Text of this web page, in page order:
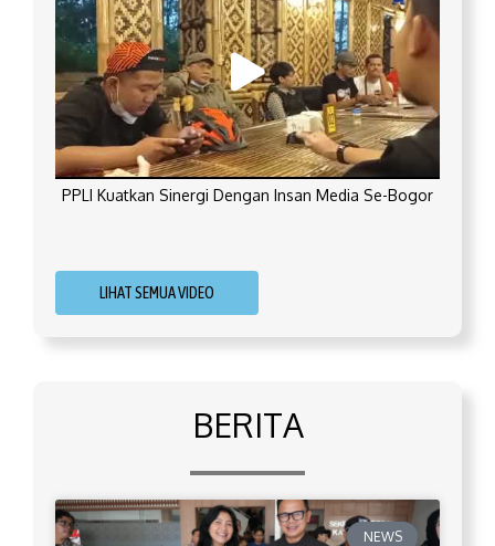
PPLI Kuatkan Sinergi Dengan Insan Media Se-Bogor
LIHAT SEMUA VIDEO
BERITA
NEWS